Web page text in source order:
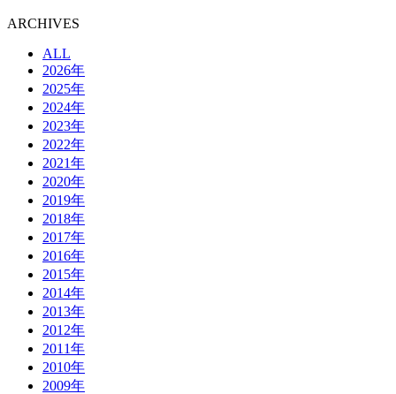
ARCHIVES
ALL
2026年
2025年
2024年
2023年
2022年
2021年
2020年
2019年
2018年
2017年
2016年
2015年
2014年
2013年
2012年
2011年
2010年
2009年